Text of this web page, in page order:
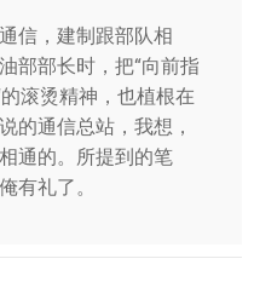
信，建制跟部队相
部部长时，把“向前指
滚烫精神，也植根在
的通信总站，我想，
通的。所提到的笔
有礼了。